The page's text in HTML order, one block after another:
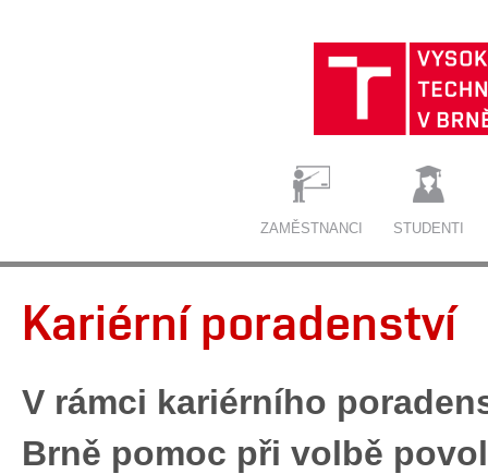
ZAMĚSTNANCI STUDENTI
Kariérní poradenství
V rámci kariérního
Brně pomoc při volbě